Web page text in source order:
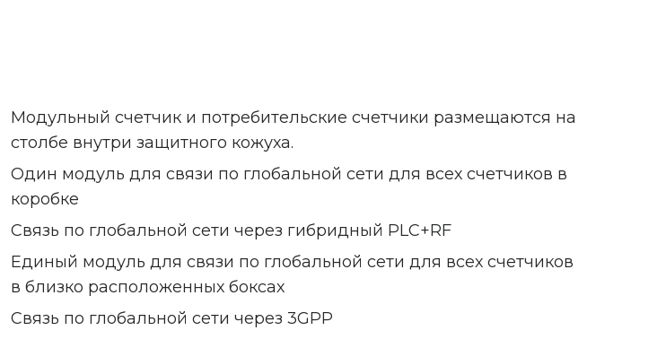
Модульный счетчик и потребительские счетчики размещаются на
столбе внутри защитного кожуха.
Один модуль для связи по глобальной сети для всех счетчиков в
коробке
Связь по глобальной сети через гибридный PLC+RF
Единый модуль для связи по глобальной сети для всех счетчиков
в близко расположенных боксах
Связь по глобальной сети через 3GPP